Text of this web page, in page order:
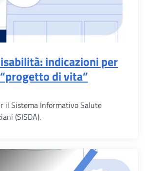
indicazioni per
di vita”
il Sistema Informativo Salute
(SISDA).